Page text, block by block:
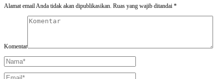
Alamat email Anda tidak akan dipublikasikan. Ruas yang wajib ditandai *
Komentar